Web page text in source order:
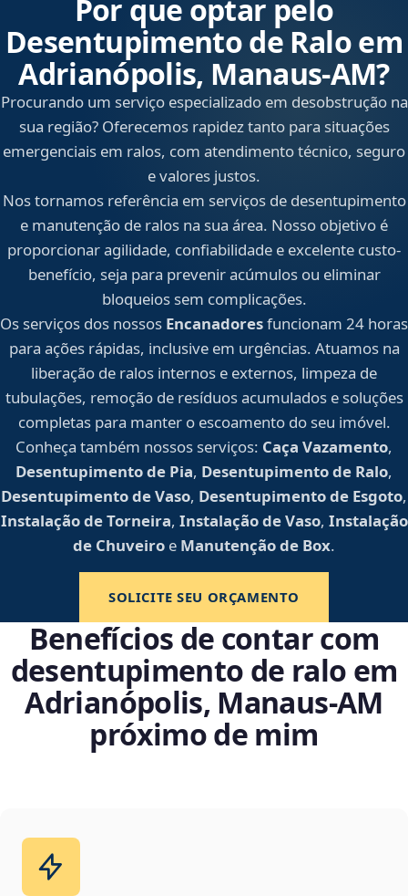
Por que optar pelo
Desentupimento de Ralo em
Adrianópolis, Manaus‑AM?
Procurando um serviço especializado em desobstrução na
sua região? Oferecemos rapidez tanto para situações
emergenciais em ralos, com atendimento técnico, seguro
e valores justos.
Nos tornamos referência em serviços de desentupimento
e manutenção de ralos na sua área. Nosso objetivo é
proporcionar agilidade, confiabilidade e excelente custo-
benefício, seja para prevenir acúmulos ou eliminar
bloqueios sem complicações.
Os serviços dos nossos Encanadoresfuncionam 24 horas
para ações rápidas, inclusive em urgências. Atuamos na
liberação de ralos internos e externos, limpeza de
tubulações, remoção de resíduos acumulados e soluções
completas para manter o escoamento do seu imóvel.
Conheça também nossos serviços: Caça Vazamento,
Desentupimento de Pia, Desentupimento de Ralo,
Desentupimento de Vaso, Desentupimento de Esgoto,
Instalação de Torneira, Instalação de Vaso, Instalação
de Chuveiro e Manutenção de Box.
SOLICITE SEU ORÇAMENTO
Benefícios de contar com
desentupimento de ralo em
Adrianópolis, Manaus‑AM
próximo de mim